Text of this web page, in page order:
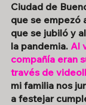
Ciudad de
que se empezó
que se jubiló y
la pandemia. Al
compañía eran
través de
mi familia nos
a festejar